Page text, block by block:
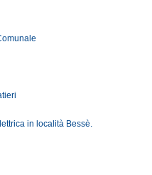
in località Bessè.